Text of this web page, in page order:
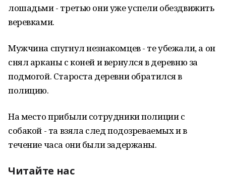
лошадьми - третью они уже успели обездвижить
веревками.
Мужчина спугнул незнакомцев - те убежали, а он
снял арканы с коней и вернулся в деревню за
подмогой. Староста деревни обратился в
полицию.
На место прибыли сотрудники полиции с
собакой - та взяла след подозреваемых и в
течение часа они были задержаны.
Читайте нас